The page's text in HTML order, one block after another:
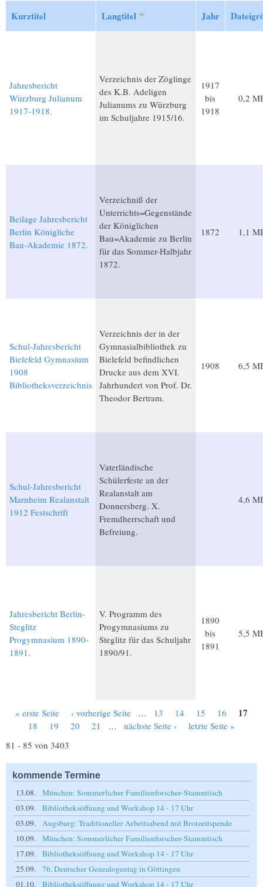
Kurztitel Langtitel Jahr
Jahresbericht
Würzburg Julianum
1917-1918.
Verzeichnis der Zöglinge
des K.B. Adeligen
Julianums zu Würzburg
im Schuljahre 1915/16.
1917
bis
1918
0,2
Beilage Jahresbericht
Berlin Königliche
Bau-Akademie 1872.
Verzeichniß der
Unterrichts=Gegenstände
der Königlichen
Bau=Akademie zu Berlin
für das Sommer-Halbjahr
1872.
1872 1,1
Schul-Jahresbericht
Bielefeld Gymnasium
1908
Bibliotheksverzeichnis
Verzeichnis der in der
Gymnasialbibliothek zu
Bielefeld befindlichen
Drucke aus dem XVI.
Jahrhundert von Prof. Dr.
Theodor Bertram.
1908 6,5
Schul-Jahresbericht
Marnheim Realanstalt
1912 Festschrift
Vaterländische
Schülerfeste an der
Realanstalt am
Donnersberg. X.
Fremdherrschaft und
Befreiung.
4,6
Jahresbericht Berlin-
Steglitz
Progymnasium 1890-
1891.
V. Programm des
Progymnasiums zu
Steglitz für das Schuljahr
1890/91.
1890
bis
1891
5,5
Seiten
« erste Seite ‹ vorherige Seite … 13 14 15 16 17
18 19 20 21 … nächste Seite ›
letzte Seite »
81 - 85 von 3403
kommende Termine
13.08.
München: Sommerlicher Familienforscher-Stammtisch
03.09.
Bibliotheksöffnung und Workshop 14 - 17 Uhr
03.09.
Augsburg: Traditioneller Arbeitsabend mit Brotzeitspende
10.09.
München: Sommerlicher Familienforscher-Stammtisch
17.09.
Bibliotheksöffnung und Workshop 14 - 17 Uhr
25.09.
76. Deutscher Genealogentag in Göttingen
01.10.
Bibliotheksöffnung und Workshop 14 - 17 Uhr